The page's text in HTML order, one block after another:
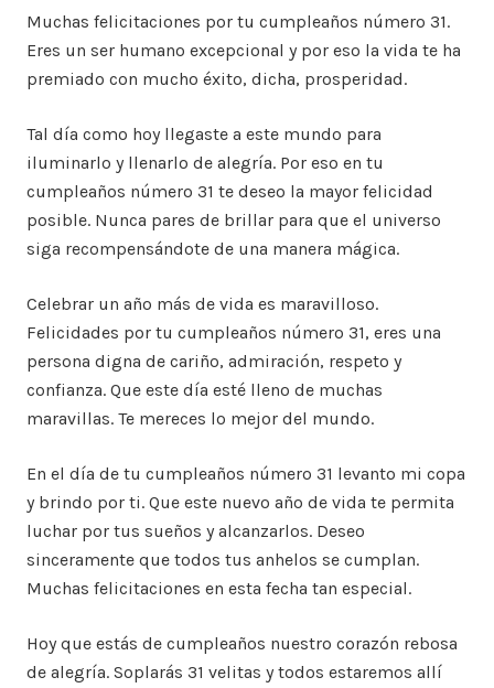
Muchas felicitaciones por tu cumpleaños número 31.
Eres un ser humano excepcional y por eso la vida te ha
premiado con mucho éxito, dicha, prosperidad.
Tal día como hoy llegaste a este mundo para
iluminarlo y llenarlo de alegría. Por eso en tu
cumpleaños número 31 te deseo la mayor felicidad
posible. Nunca pares de brillar para que el universo
siga recompensándote de una manera mágica.
Celebrar un año más de vida es maravilloso.
Felicidades por tu cumpleaños número 31, eres una
persona digna de cariño, admiración, respeto y
confianza. Que este día esté lleno de muchas
maravillas. Te mereces lo mejor del mundo.
En el día de tu cumpleaños número 31 levanto mi copa
y brindo por ti. Que este nuevo año de vida te permita
luchar por tus sueños y alcanzarlos. Deseo
sinceramente que todos tus anhelos se cumplan.
Muchas felicitaciones en esta fecha tan especial.
Hoy que estás de cumpleaños nuestro corazón rebosa
de alegría. Soplarás 31 velitas y todos estaremos allí